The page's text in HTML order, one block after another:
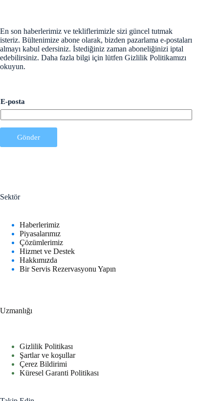
En son haberlerimiz ve tekliflerimizle sizi güncel tutmak
isteriz. Bültenimize abone olarak, bizden pazarlama e-postaları
almayı kabul edersiniz. İstediğiniz zaman aboneliğinizi iptal
edebilirsiniz. Daha fazla bilgi için lütfen Gizlilik Politikamızı
okuyun.
-
p
o
s
t
E-posta
Gönder
Sektör
Haberlerimiz
Piyasalarımız
Çözümlerimiz
Hizmet ve Destek
Hakkımızda
Bir Servis Rezervasyonu Yapın
Uzmanlığı
Gizlilik Politikası
Şartlar ve koşullar
Çerez Bildirimi
Küresel Garanti Politikası